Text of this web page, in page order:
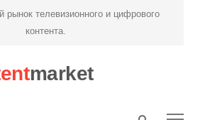
рынок телевизионного и цифрового
контента.
market
Open